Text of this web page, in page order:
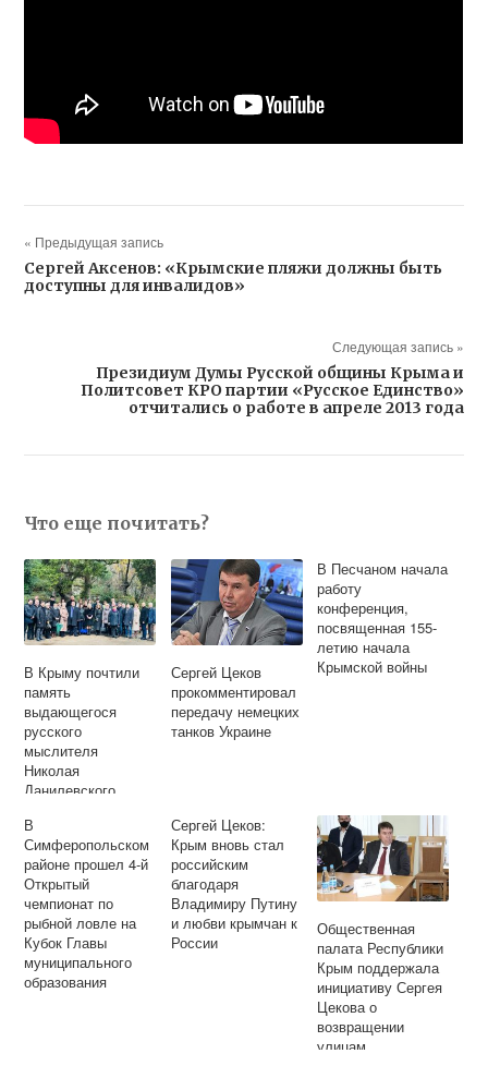
« Предыдущая запись
Сергей Аксенов: «Крымские пляжи должны быть
доступны для инвалидов»
Следующая запись »
Президиум Думы Русской общины Крыма и
Политсовет КРО партии «Русское Единство»
отчитались о работе в апреле 2013 года
Что еще почитать?
В Крыму почтили
память
выдающегося
русского
мыслителя
Николая
Данилевского
Сергей Цеков
прокомментировал
передачу немецких
танков Украине
В Песчаном начала
работу
конференция,
посвященная 155-
летию начала
Крымской войны
В
Симферопольском
районе прошел 4-й
Открытый
чемпионат по
рыбной ловле на
Кубок Главы
муниципального
образования
Сергей Цеков:
Крым вновь стал
российским
благодаря
Владимиру Путину
и любви крымчан к
России
Общественная
палата Республики
Крым поддержала
инициативу Сергея
Цекова о
возвращении
улицам